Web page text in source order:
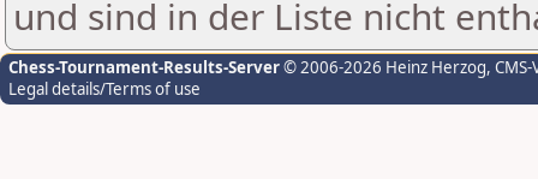
und sind in der Liste nicht
Chess-Tournament-Results-Server© 2006-2026 Heinz Herzog,
Legal details/Terms of use